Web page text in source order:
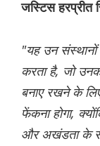
जस्टिस हरप्रीत
"यह उन संस्थानों
करता है, जो
बनाए रखने के
फेंकना होगा,
और अखंडता के